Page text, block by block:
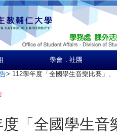
學會．社團
> 112學年度「全國學生音樂比賽」
「全國學生音